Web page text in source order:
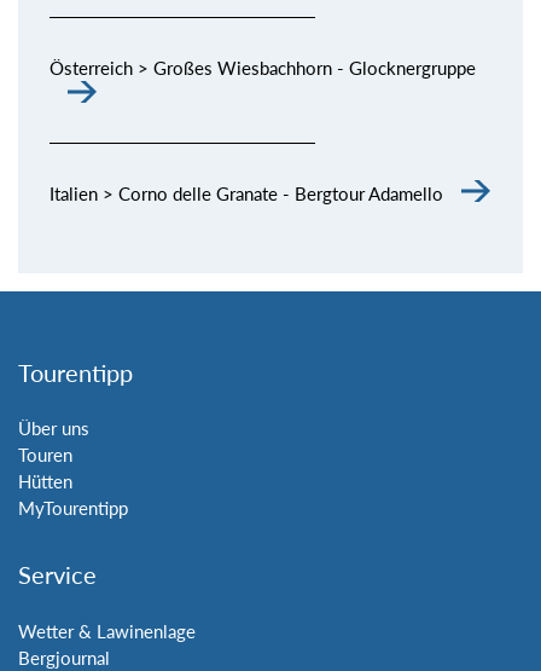
Österreich > Großes Wiesbachhorn - Glocknergruppe
Italien > Corno delle Granate - Bergtour Adamello
Tourentipp
Über uns
Touren
Hütten
MyTourentipp
Service
Wetter & Lawinenlage
Bergjournal